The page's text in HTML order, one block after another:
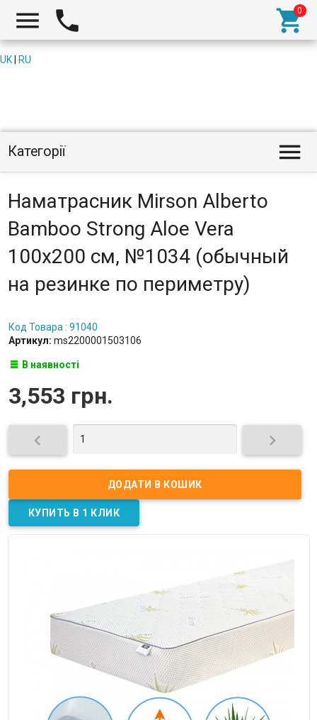
  
UK RU
Категорії 
Наматрасник Mirson Alberto
Bamboo Strong Aloe Vera
100x200 см, №1034 (обычный
на резинке по периметру)
Код Товара : 91040
Артикул: ms2200001503106
В наявності
3,553 грн.
 